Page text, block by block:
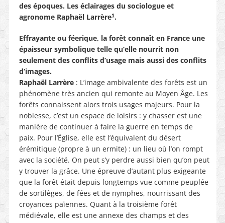
des époques. Les éclairages du sociologue et
agronome Raphaël Larrère1.
Effrayante ou féerique, la forêt connaît en France une
épaisseur symbolique telle qu’elle nourrit non
seulement des conflits d’usage mais aussi des conflits
d’images.
Raphaël Larrère : L’image ambivalente des forêts est un
phénomène très ancien qui remonte au Moyen Âge. Les
forêts connaissent alors trois usages majeurs. Pour la
noblesse, c’est un espace de loisirs : y chasser est une
manière de continuer à faire la guerre en temps de
paix. Pour l’Église, elle est l’équivalent du désert
érémitique (propre à un ermite) : un lieu où l’on rompt
avec la société. On peut s’y perdre aussi bien qu’on peut
y trouver la grâce. Une épreuve d’autant plus exigeante
que la forêt était depuis longtemps vue comme peuplée
de sortilèges, de fées et de nymphes, nourrissant des
croyances païennes. Quant à la troisième forêt
médiévale, elle est une annexe des champs et des